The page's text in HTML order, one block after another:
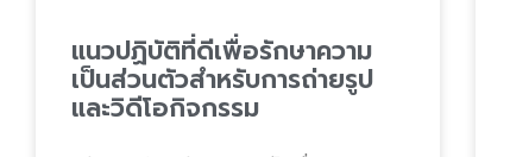
แนวปฏิบัติที่ดีเพื่อรักษาความ
เป็นส่วนตัวสำหรับการถ่ายรูป
และวิดีโอกิจกรรม